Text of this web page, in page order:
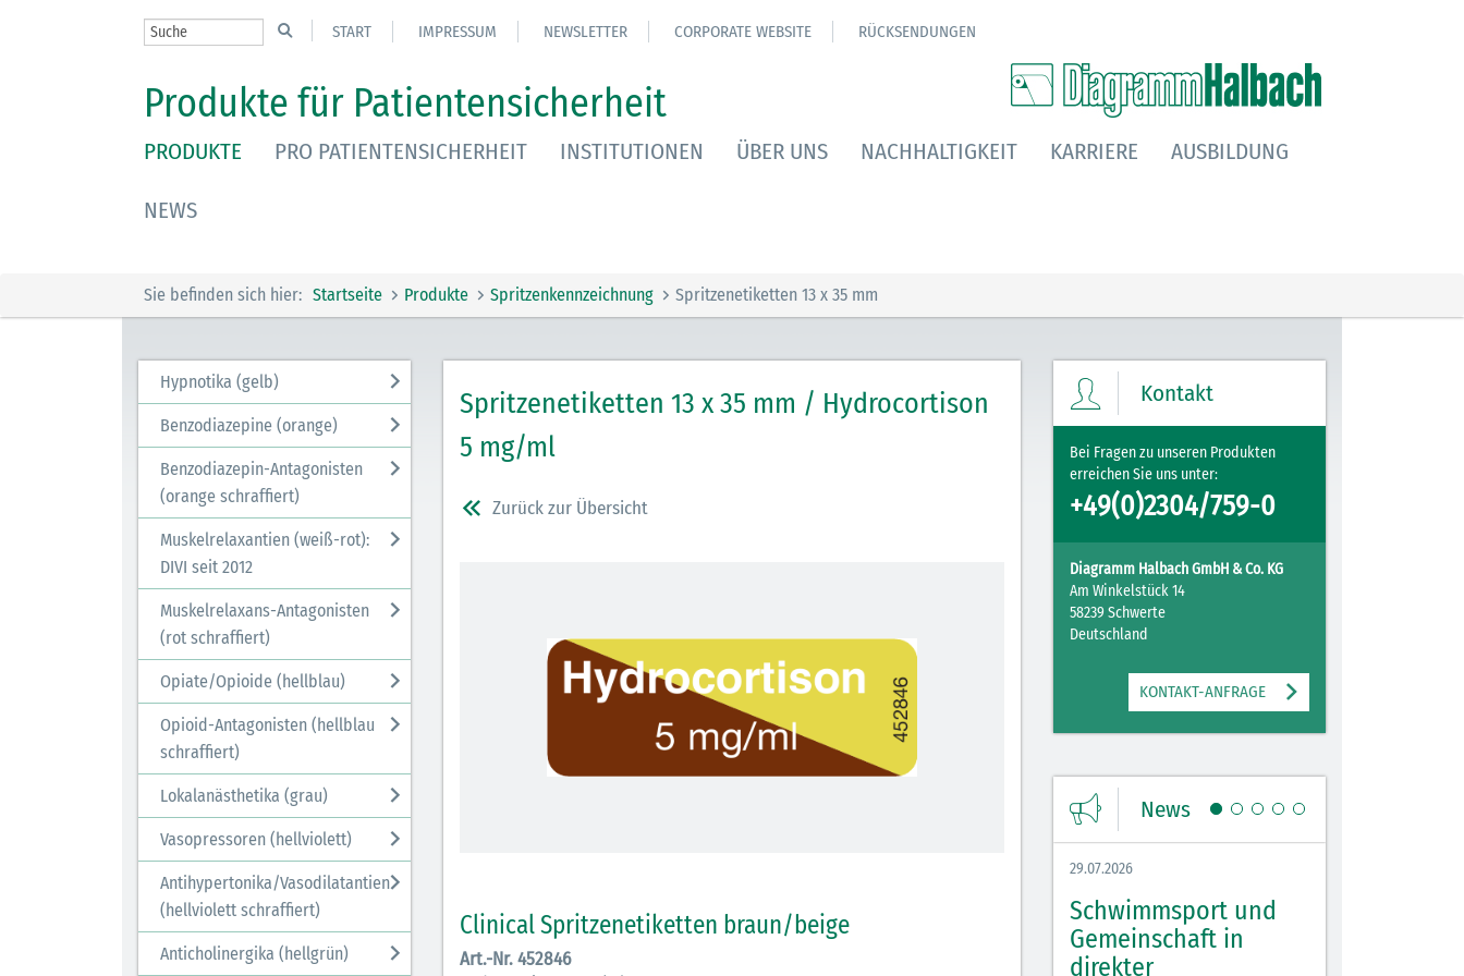
START IMPRESSUM NEWSLETTER CORPORATE WEBSITE RÜCKSENDUNGEN
Produkte für Patientensicherheit
PRODUKTE PRO PATIENTENSICHERHEIT INSTITUTIONEN ÜBER UNS NACHHALTIGKEIT KARRIERE AUSBILDUNG
NEWS
Sie befinden sich hier: Startseite Produkte Spritzenkennzeichnung Spritzenetiketten 13 x 35 mm
Hypnotika (gelb)
Benzodiazepine (orange)
Benzodiazepin-Antagonisten
(orange schraffiert)
Muskelrelaxantien (weiß-rot):
DIVI seit 2012
Muskelrelaxans-Antagonisten
(rot schraffiert)
Opiate/Opioide (hellblau)
Opioid-Antagonisten (hellblau
schraffiert)
Lokalanästhetika (grau)
Vasopressoren (hellviolett)
Antihypertonika/Vasodilatantien
(hellviolett schraffiert)
Anticholinergika (hellgrün)
Spritzenetiketten 13 x 35 mm / Hydrocortison
5 mg/ml
Zurück zur Übersicht
Clinical Spritzenetiketten braun/beige
Art.-Nr. 452846
Kontakt
Bei Fragen zu unseren Produkten
erreichen Sie uns unter:
+49(0)2304/759-0
Diagramm Halbach GmbH & Co. KG
Am Winkelstück 14
58239 Schwerte
Deutschland
KONTAKT-ANFRAGE
News
Ein ganzes
Berufsleben bei
29.07.2026
Schwimmsport und
Gemeinschaft in
direkter